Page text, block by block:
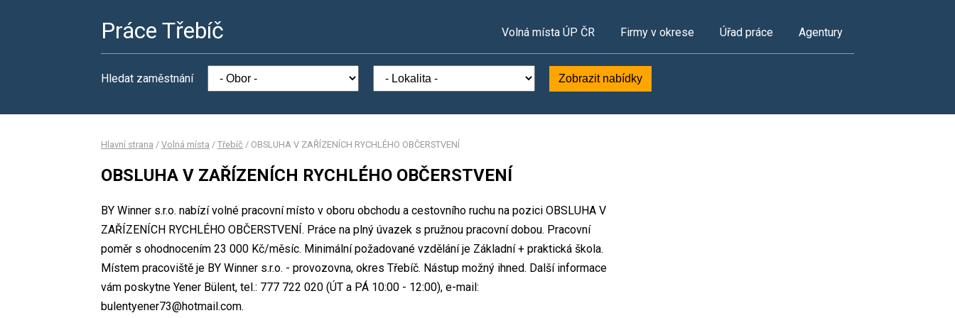
Práce Třebíč Volná místa ÚP ČR Firmy v okrese Úřad práce Agentury
Hledat zaměstnání Zobrazit nabídky
Hlavní strana / Volná místa / Třebíč / OBSLUHA V ZAŘÍZENÍCH RYCHLÉHO OBČERSTVENÍ
OBSLUHA V ZAŘÍZENÍCH RYCHLÉHO OBČERSTVENÍ
BY Winner s.r.o. nabízí volné pracovní místo v oboru obchodu a cestovního ruchu na pozici OBSLUHA V
ZAŘÍZENÍCH RYCHLÉHO OBČERSTVENÍ. Práce na plný úvazek s pružnou pracovní dobou. Pracovní
poměr s ohodnocením 23 000 Kč/měsíc. Minimální požadované vzdělání je Základní + praktická škola.
Místem pracoviště je BY Winner s.r.o. - provozovna, okres Třebíč. Nástup možný ihned. Další informace
vám poskytne Yener Bülent, tel.: 777 722 020 (ÚT a PÁ 10:00 - 12:00), e-mail:
bulentyener73@hotmail.com.